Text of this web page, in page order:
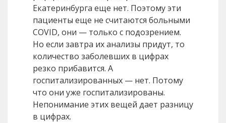
Екатеринбурга еще нет. Поэтому эти
пациенты еще не считаются больными
COVID, они — только с подозрением.
Но если завтра их анализы придут, то
количество заболевших в цифрах
резко прибавится. А
госпитализированных — нет. Потому
что они уже госпитализированы.
Непонимание этих вещей дает разницу
в цифрах.